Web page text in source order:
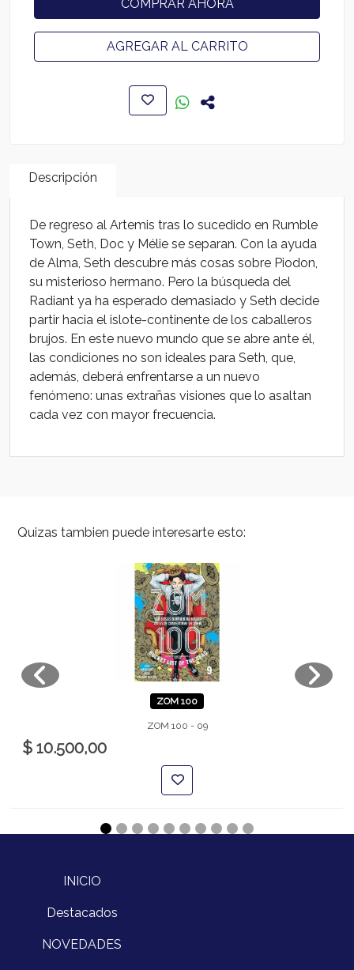
COMPRAR AHORA
AGREGAR AL CARRITO
Descripción
De regreso al Artemis tras lo sucedido en Rumble
Town, Seth, Doc y Mélie se separan. Con la ayuda
de Alma, Seth descubre más cosas sobre Piodon,
su misterioso hermano. Pero la búsqueda del
Radiant ya ha esperado demasiado y Seth decide
partir hacia el islote-continente de los caballeros
brujos. En este nuevo mundo que se abre ante él,
las condiciones no son ideales para Seth, que,
además, deberá enfrentarse a un nuevo
fenómeno: unas extrañas visiones que lo asaltan
cada vez con mayor frecuencia.
Quizas tambien puede interesarte esto:
ZOM 100
ZOM 100 - 09
$ 10.500,00
INICIO
Destacados
NOVEDADES